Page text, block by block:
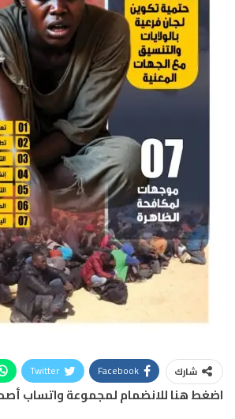
شارك Facebook
Twitter
اضغط هنا للانضمام لمجموعة واتساب